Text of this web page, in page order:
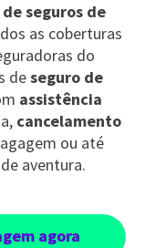
seguros de
as coberturas
do
deseguro de
assistência
cancelamento
ou até
aventura.
agora